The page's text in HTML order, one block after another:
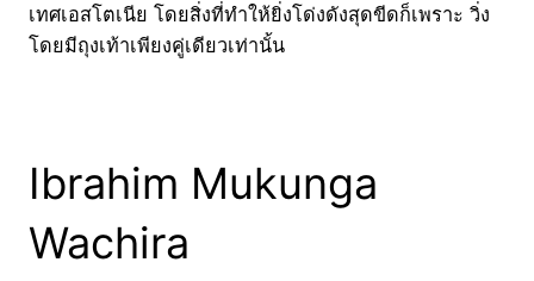
เทศเอสโตเนีย โดยสิ่งที่ทำให้ยิ่งโด่งดังสุดขีดก็เพราะ วิ่ง
โดยมีถุงเท้าเพียงคู่เดียวเท่านั้น
Ibrahim Mukunga
Wachira